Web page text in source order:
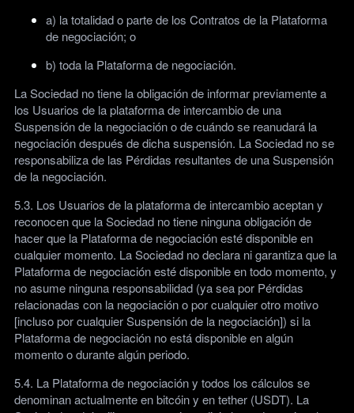
a) la totalidad o parte de los Contratos de la Plataforma
de negociación; o
b) toda la Plataforma de negociación.
La Sociedad no tiene la obligación de informar previamente a
los Usuarios de la plataforma de intercambio de una
Suspensión de la negociación o de cuándo se reanudará la
negociación después de dicha suspensión. La Sociedad no se
responsabiliza de las Pérdidas resultantes de una Suspensión
de la negociación.
5.3. Los Usuarios de la plataforma de intercambio aceptan y
reconocen que la Sociedad no tiene ninguna obligación de
hacer que la Plataforma de negociación esté disponible en
cualquier momento. La Sociedad no declara ni garantiza que la
Plataforma de negociación esté disponible en todo momento, y
no asume ninguna responsabilidad (ya sea por Pérdidas
relacionadas con la negociación o por cualquier otro motivo
[incluso por cualquier Suspensión de la negociación]) si la
Plataforma de negociación no está disponible en algún
momento o durante algún periodo.
5.4. La Plataforma de negociación y todos los cálculos se
denominan actualmente en bitcóin y en tether (USDT). La